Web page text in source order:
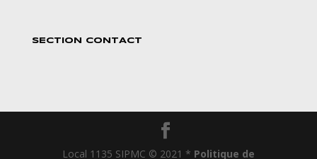
SECTION CONTACT
Local 1135 SIPMC © 2021 * Politique de